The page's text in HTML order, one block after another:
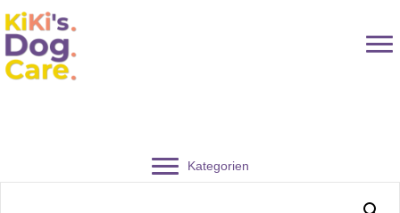
Kategorien